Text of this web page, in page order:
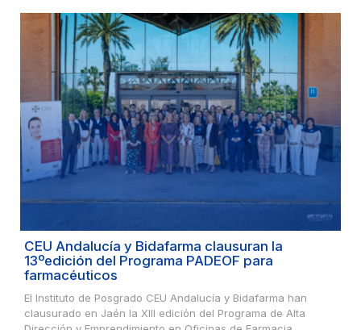
CEU Andalucía y Bidafarma clausuran la
13ºedición del Programa PADEOF para
farmacéuticos
El Instituto de Posgrado CEU Andalucía y Bidafarma han
clausurado en Jaén la XIII edición del Programa de Alta